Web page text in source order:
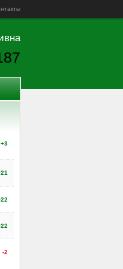
+3
-2